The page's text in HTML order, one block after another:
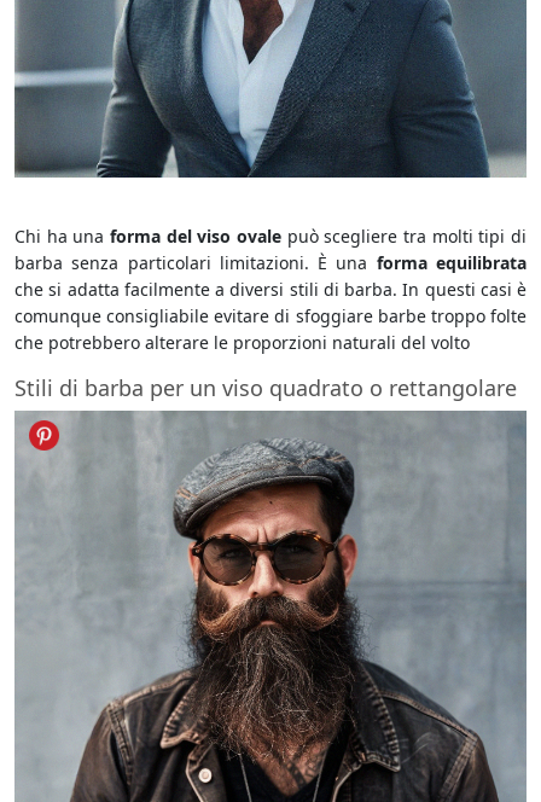
Chi ha una forma del viso ovale può scegliere tra molti tipi di
barba senza particolari limitazioni. È una forma equilibrata
che si adatta facilmente a diversi stili di barba. In questi casi è
comunque consigliabile evitare di sfoggiare barbe troppo folte
che potrebbero alterare le proporzioni naturali del volto
Stili di barba per un viso quadrato o rettangolare